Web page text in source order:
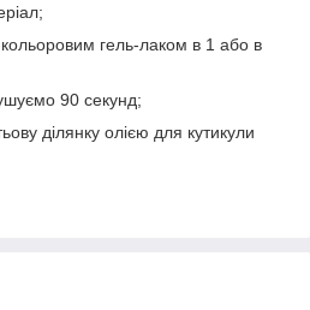
гель-лаком в 1 або в
90 секунд;
ділянку олією для кутикули